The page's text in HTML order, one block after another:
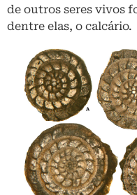
de outros seres vivos
dentre elas, o calcário.